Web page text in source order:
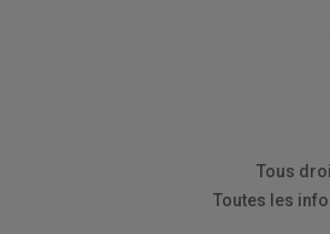
Tous
Toutes les